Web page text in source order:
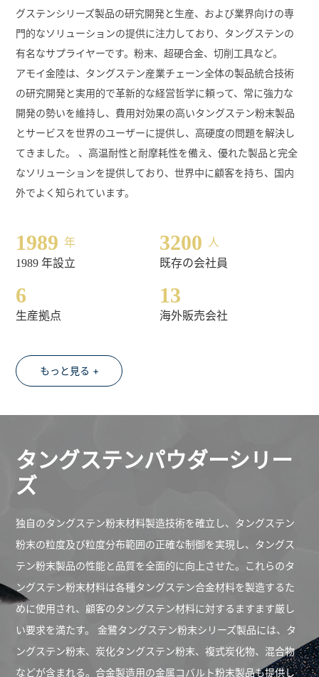
グステンシリーズ製品の研究開発と生産、および業界向けの専
門的なソリューションの提供に注力しており、タングステンの
有名なサプライヤーです。粉末、超硬合金、切削工具など。
アモイ金陸は、タングステン産業チェーン全体の製品統合技術
の研究開発と実用的で革新的な経営哲学に頼って、常に強力な
開発の勢いを維持し、費用対効果の高いタングステン粉末製品
とサービスを世界のユーザーに提供し、高硬度の問題を解決し
てきました。 、高温耐性と耐摩耗性を備え、優れた製品と完全
なソリューションを提供しており、世界中に顧客を持ち、国内
外でよく知られています。
1989 年
1989 年設立
3200
人
既存の会社員
6
生産拠点
13
海外販売会社
もっと見る +
タングステンパウダーシリー
ズ
独自のタングステン粉末材料製造技術を確立し、タングステン
粉末の粒度及び粒度分布範囲の正確な制御を実現し、タングス
テン粉末製品の性能と品質を全面的に向上させた。これらのタ
ングステン粉末材料は各種タングステン合金材料を製造するた
めに使用され、顧客のタングステン材料に対するますます厳し
い要求を満たす。 金鷺タングステン粉末シリーズ製品には、タ
ングステン粉末、炭化タングステン粉末、複式炭化物、混合物
などが含まれる。合金製造用の金属コバルト粉末製品も提供し